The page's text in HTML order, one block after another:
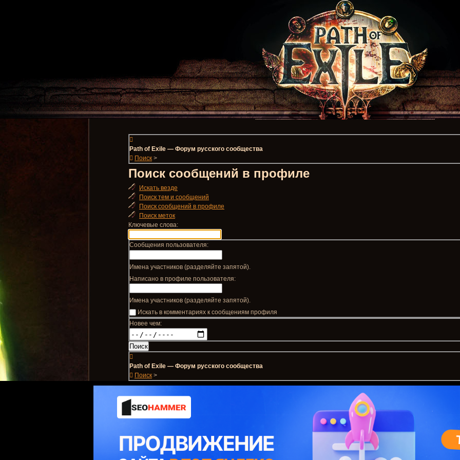
Path of Exile — Форум русского сообщества
Поиск >
Поиск сообщений в профиле
Искать везде
Поиск тем и сообщений
Поиск сообщений в профиле
Поиск меток
Ключевые слова:
Сообщения пользователя:
Имена участников (разделяйте запятой).
Написано в профиле пользователя:
Имена участников (разделяйте запятой).
Искать в комментариях к сообщениям профиля
Новее чем:
Path of Exile — Форум русского сообщества
Поиск >